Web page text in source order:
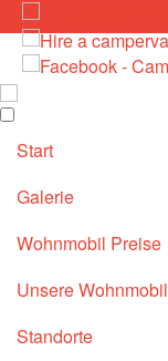
Start
Galerie
Wohnmobil Preise
Unsere
Standorte